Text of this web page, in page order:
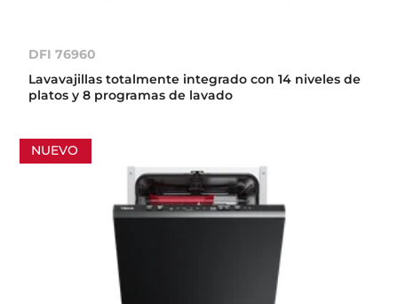
DFI 76960
Lavavajillas totalmente integrado con 14 niveles de
platos y 8 programas de lavado
NUEVO